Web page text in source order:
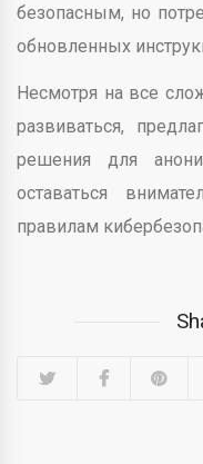
безопасным, но
обновленных
Несмотря на все
развиваться,
решения для
оставаться
правилам